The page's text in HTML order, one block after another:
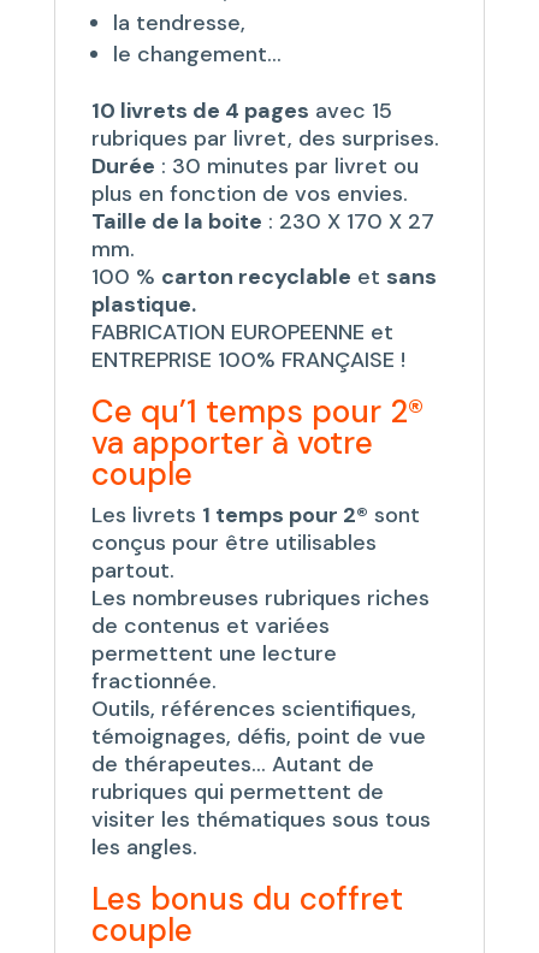
la tendresse,
le changement...
10 livrets de 4 pages avec 15
rubriques par livret, des surprises.
Durée : 30 minutes par livret ou
plus en fonction de vos envies.
Taille de la boite : 230 X 170 X 27
mm.
100 % carton recyclable et sans
plastique.
FABRICATION EUROPEENNE et
ENTREPRISE 100% FRANÇAISE !
Ce qu’1 temps pour 2®
va apporter à votre
couple
Les livrets 1 temps pour 2® sont
conçus pour être utilisables
partout.
Les nombreuses rubriques riches
de contenus et variées
permettent une lecture
fractionnée.
Outils, références scientifiques,
témoignages, défis, point de vue
de thérapeutes… Autant de
rubriques qui permettent de
visiter les thématiques sous tous
les angles.
Les bonus du coffret
couple